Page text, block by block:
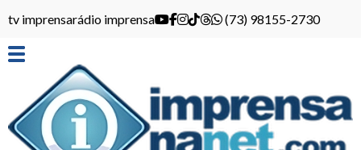
tv imprensarádio imprensa (73) 98155-2730